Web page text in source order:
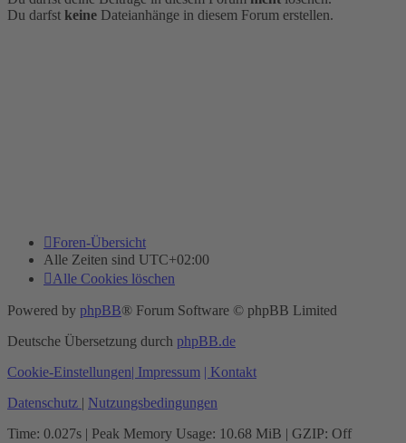
Du darfst keine Dateianhänge in diesem Forum erstellen.
Foren-Übersicht
Alle Zeiten sind UTC+02:00
Alle Cookies löschen
Powered by phpBB® Forum Software © phpBB Limited
Deutsche Übersetzung durch phpBB.de
Cookie-Einstellungen| Impressum | Kontakt
Datenschutz | Nutzungsbedingungen
Time: 0.027s | Peak Memory Usage: 10.68 MiB | GZIP: Off